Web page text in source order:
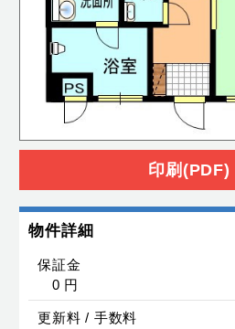
印刷(PDF)
物件詳細
保証金
0 円
更新料 / 手数料